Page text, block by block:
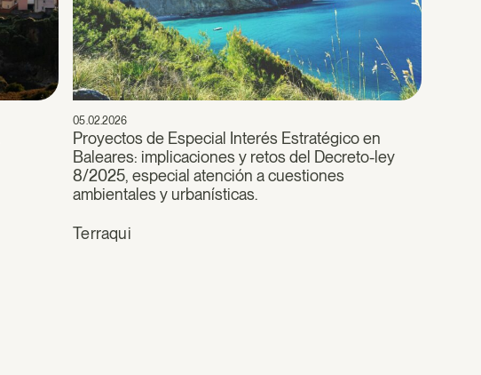
05.02.2026
Proyectos de Especial Interés Estratégico en
Baleares: implicaciones y retos del Decreto-ley
8/2025, especial atención a cuestiones
ambientales y urbanísticas.
Terraqui